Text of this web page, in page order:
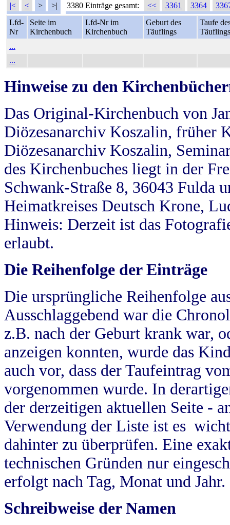
|< < > >| 3380 Einträge gesamt: << 3361 3364
Lfd-
Nr
Seite im
Kirchenbuch
Lfd-Nr im
Kirchenbuch
Geburt des
Täuflings
Taufe
Täuflings
...
...
Hinweise zu den
Das Original-Kirchenbuch von
Diözesanarchiv Koszalin, früher
Diözesanarchiv Koszalin,
des Kirchenbuches liegt in der
Schwank-Straße 8, 36043 Fulda
Heimatkreises Deutsch Krone,
Hinweis: Derzeit ist das
erlaubt.
Die Reihenfolge der Einträge
Die ursprüngliche Reihenfolge
Ausschlaggebend war die
z.B. nach der Geburt krank war,
anzeigen konnten, wurde das
auch vor, dass der Taufeintrag
vorgenommen wurde. In
der derzeitigen aktuellen Seite -
Verwendung der Liste ist es
dahinter zu überprüfen. Eine
technischen Gründen nur
erfolgt nach Tag, Monat und Jahr.
Schreibweise der Namen